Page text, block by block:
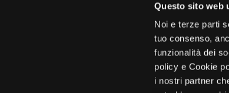
Questo sito web
Noi e terze parti
tuo consenso,
funzionalità dei
policy e Cookie
i nostri partner